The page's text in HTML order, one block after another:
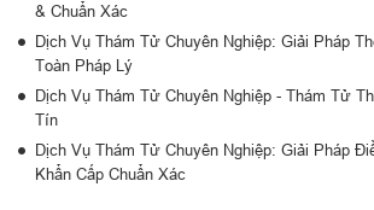
& Chuẩn Xác
Dịch Vụ Thám Tử Chuyên Nghiệp: Giải Pháp
Toàn Pháp Lý
Dịch Vụ Thám Tử Chuyên Nghiệp - Thám Tử
Tín
Dịch Vụ Thám Tử Chuyên Nghiệp: Giải Pháp
Khẩn Cấp Chuẩn Xác